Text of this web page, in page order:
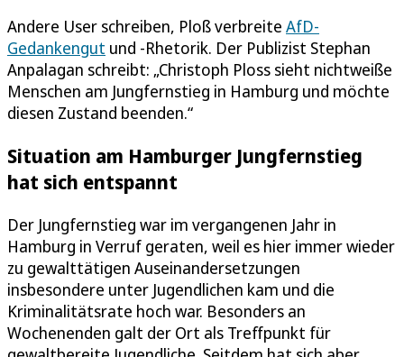
Andere User schreiben, Ploß verbreite AfD-
Gedankengut und -Rhetorik. Der Publizist Stephan
Anpalagan schreibt: „Christoph Ploss sieht nichtweiße
Menschen am Jungfernstieg in Hamburg und möchte
diesen Zustand beenden.“
Situation am Hamburger Jungfernstieg
hat sich entspannt
Der Jungfernstieg war im vergangenen Jahr in
Hamburg in Verruf geraten, weil es hier immer wieder
zu gewalttätigen Auseinandersetzungen
insbesondere unter Jugendlichen kam und die
Kriminalitätsrate hoch war. Besonders an
Wochenenden galt der Ort als Treffpunkt für